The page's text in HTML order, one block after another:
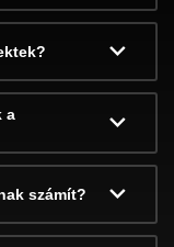
a
számít?